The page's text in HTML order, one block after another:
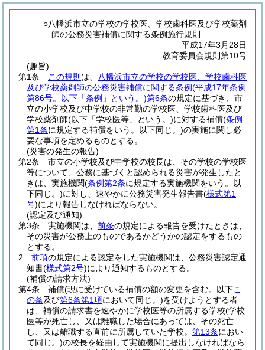
○八幡浜市立の学校の学校医、学校歯科医及び学校薬剤
師の公務災害補償に関する条例施行規則
平成17年3月28日
教育委員会規則第10号
(趣旨)
第1条
この規則 は、
八幡浜市立の学校の学校医、学校歯科医
及び学校薬剤師の公務災害補償に関する条例(平成17年条例
第86号。以下「条例」という。)第6条の規定に基づき、市
立の小学校及び中学校の非常勤の学校医、学校歯科医及び
学校薬剤師(以下「学校医等」という。)に対する補償(条例
第1条に規定する補償をいう。以下同じ。)の実施に関し必
要な事項を定めるものとする。
(災害の発生の報告)
第2条
市立の小学校及び中学校の校長は、その学校の学校医
等について、公務に基づくと認められる災害が発生したと
きは、実施機関(条例第2条に規定する実施機関をいう。以
下同じ。)に対し、速やかに公務災害発生報告書(様式第1
号)により報告しなければならない。
(認定及び通知)
第3条
実施機関は、 前条の規定による報告を受けたときは、
その災害が公務上のものであるかどうかの認定をするもの
とする。
2
前項の規定による認定をした実施機関は、公務災害認定通
知書(様式第2号)により通知するものとする。
(補償の請求方法)
第4条
補償(現に受けている補償の額の変更を含む。以下こ
の条及び第6条第1項において同じ。)を受けようとする者
は、補償の請求書を速やかに学校医等の所属する学校(学校
医等が死亡し、又は離職した場合にあっては、その死亡
し、又は離職する直前に所属していた学校。 第13条におい
て同じ。)の校長を経由して実施機関に提出しなければなら